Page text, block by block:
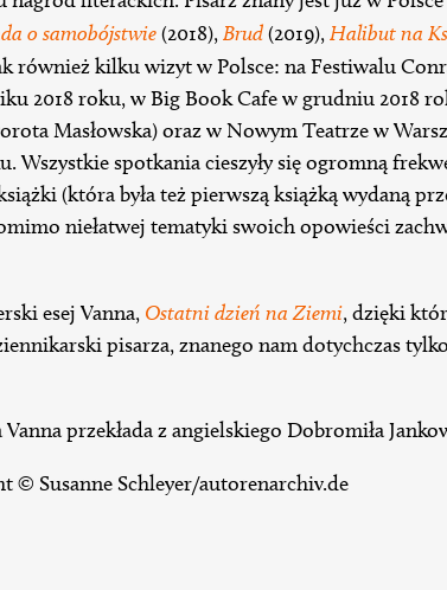
o samobójstwie(2018),Brud(2019),Halibut na
również kilku wizyt w Polsce: na Festiwalu
2018 roku, w Big Book Cafe w grudniu 2018
Masłowska) oraz w Nowym Teatrze w
Wszystkie spotkania cieszyły się ogromną
(która była też pierwszą książką wydaną
niełatwej tematyki swoich opowieści
esej Vanna, Ostatni dzień na Ziemi, dzięki
pisarza, znanego nam dotychczas
przekłada z angielskiego Dobromiła
© Susanne Schleyer/autorenarchiv.de